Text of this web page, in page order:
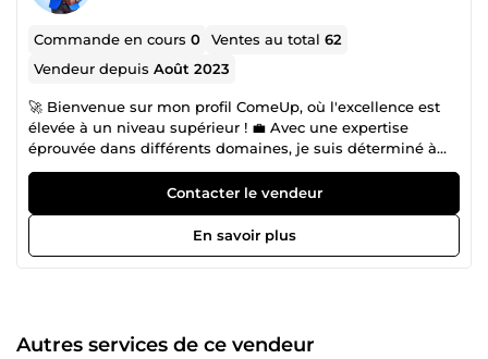
Commande en cours0 Ventes au total62
Vendeur depuisAoût 2023
🚀 Bienvenue sur mon profil ComeUp, où l'excellence est
élevée à un niveau supérieur ! 💼 Avec une expertise
éprouvée dans différents domaines, je suis déterminé à
vous aider à surpasser vos concurrents et à dominer votre
marché en ligne. Des boutiques en ligne élégantes et
convaincantes, des sites web réactifs et optimisés, des
stratégies de référencement intelligemment conçues et
des campagnes de réseaux sociaux percutantes - voilà les
et des attentes de votre audience cible. Chaque étape de
notre collaboration est guidée par des analyses pointues et
Contacter le vendeur
En savoir plus
Autres services de ce vendeur